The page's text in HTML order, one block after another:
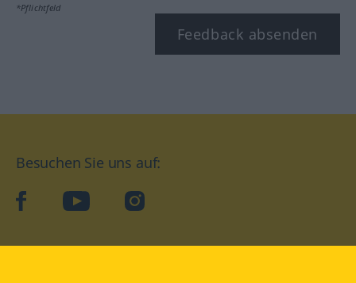
*Pflichtfeld
Feedback absenden
Besuchen Sie uns auf:
facebookYouTube Instagram